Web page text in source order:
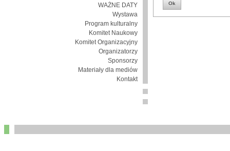
WAŻNE DATY
Wystawa
Program kulturalny
Komitet Naukowy
Komitet Organizacyjny
Organizatorzy
Sponsorzy
Materiały dla mediów
Kontakt
Ok